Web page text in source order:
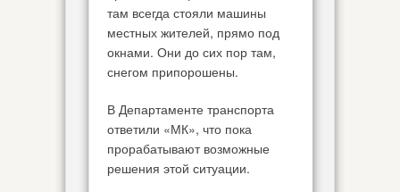
там всегда стояли машины
местных жителей, прямо под
окнами. Они до сих пор там,
снегом припорошены.
В Департаменте транспорта
ответили «МК», что пока
прорабатывают возможные
решения этой ситуации.